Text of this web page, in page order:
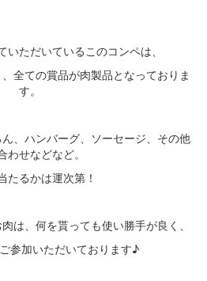
ただいているこのコンペは、
全ての賞品が肉製品となっておりま
す。
、ハンバーグ、ソーセージ、その他
わせなどなど。
たるかは運次第！
は、何を貰っても使い勝手が良く、
参加いただいております♪